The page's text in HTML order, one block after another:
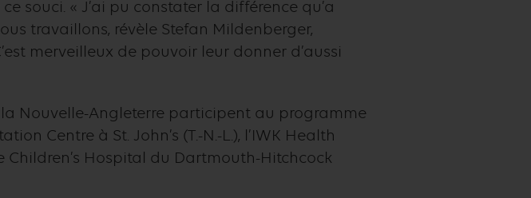
souci. « J’ai pu constater la différence qu’a
travaillons, révèle Stefan Mildenberger,
merveilleux de pouvoir leur donner d’aussi
Nouvelle-Angleterre participent au programme
Centre à St. John’s (T.-N.-L.), l’IWK Health
Children’s Hospital du Dartmouth-Hitchcock